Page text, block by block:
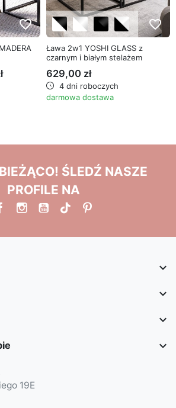
favorite_border favorite_border
Ława 2w1 YOSHI GLASS z
czarnym i białym stelażem
629,00 zł
4 dni roboczych
darmowa dostawa
ŚLEDŹ NASZE
PROFILE NA




19E